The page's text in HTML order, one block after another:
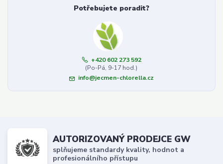
Potřebujete poradit?
+420 602 273 592
(Po-Pá, 9-17 hod.)
info@jecmen-chlorella.cz
AUTORIZOVANÝ PRODEJCE GW
splňujeme standardy kvality, hodnot a
profesionálního přístupu